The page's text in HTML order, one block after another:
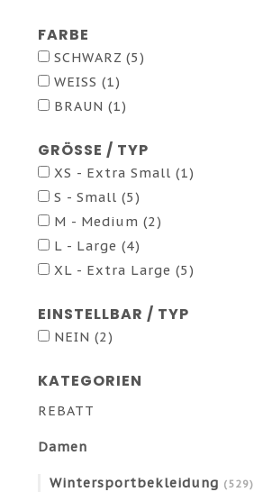
FARBE
SCHWARZ (5)
WEISS (1)
BRAUN (1)
GRÖSSE / TYP
XS - Extra Small (1)
S - Small (5)
M - Medium (2)
L - Large (4)
XL - Extra Large (5)
EINSTELLBAR / TYP
NEIN (2)
KATEGORIEN
REBATT
Damen
Wintersportbekleidung (529)